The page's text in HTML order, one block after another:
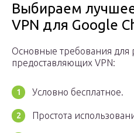
Выбираем
VPN для Google
Основные требования
предоставляющих VPN:
Условно бесплатное.
Простота